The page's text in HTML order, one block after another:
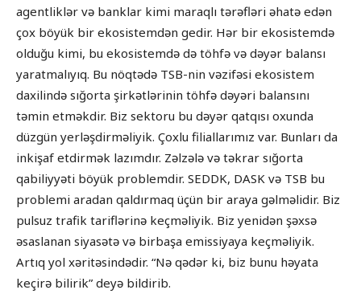
agentliklər və banklar kimi maraqlı tərəfləri əhatə edən
çox böyük bir ekosistemdən gedir. Hər bir ekosistemdə
olduğu kimi, bu ekosistemdə də töhfə və dəyər balansı
yaratmalıyıq. Bu nöqtədə TSB-nin vəzifəsi ekosistem
daxilində sığorta şirkətlərinin töhfə dəyəri balansını
təmin etməkdir. Biz sektoru bu dəyər qatqısı oxunda
düzgün yerləşdirməliyik. Çoxlu filiallarımız var. Bunları da
inkişaf etdirmək lazımdır. Zəlzələ və təkrar sığorta
qabiliyyəti böyük problemdir. SEDDK, DASK və TSB bu
problemi aradan qaldırmaq üçün bir araya gəlməlidir. Biz
pulsuz trafik tariflərinə keçməliyik. Biz yenidən şəxsə
əsaslanan siyasətə və birbaşa emissiyaya keçməliyik.
Artıq yol xəritəsindədir. “Nə qədər ki, biz bunu həyata
keçirə bilirik” deyə bildirib.